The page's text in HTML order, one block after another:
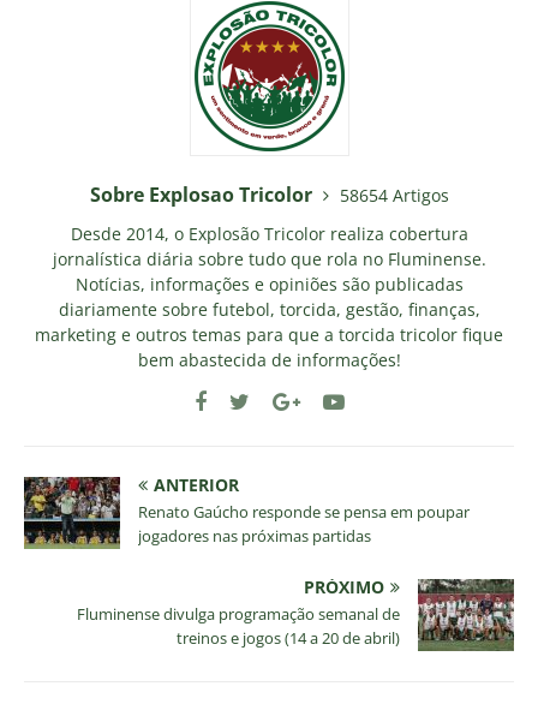
Sobre Explosao Tricolor
58654 Artigos
Desde 2014, o Explosão Tricolor realiza cobertura
jornalística diária sobre tudo que rola no Fluminense.
Notícias, informações e opiniões são publicadas
diariamente sobre futebol, torcida, gestão, finanças,
marketing e outros temas para que a torcida tricolor fique
bem abastecida de informações!
ANTERIOR
Renato Gaúcho responde se pensa em poupar
jogadores nas próximas partidas
PRÓXIMO
Fluminense divulga programação semanal de
treinos e jogos (14 a 20 de abril)